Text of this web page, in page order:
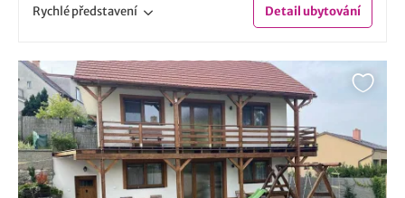
Rychlépředstavení Detailubytování